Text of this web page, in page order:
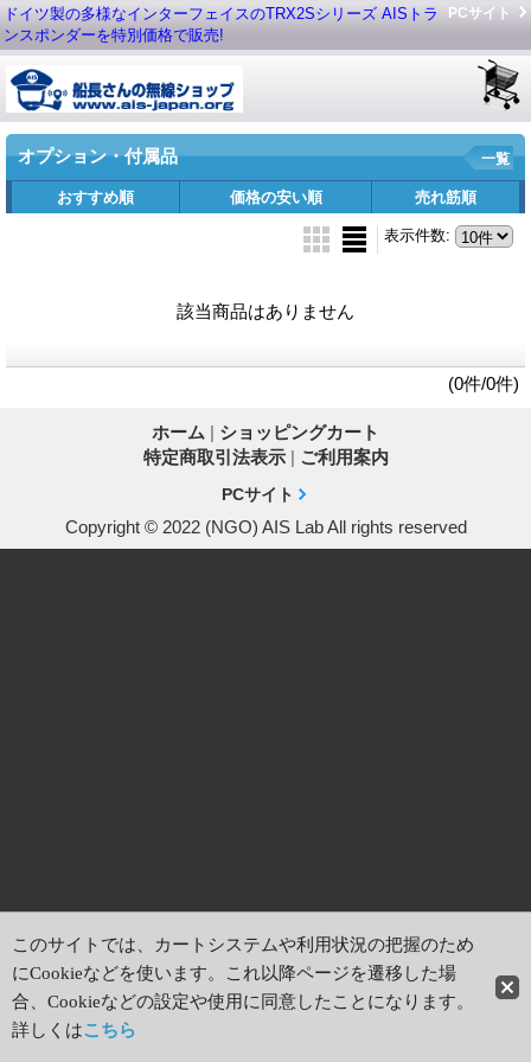
ドイツ製の多様なインターフェイスのTRX2Sシリーズ AISトラ
ンスポンダーを特別価格で販売!
PCサイト
オプション・付属品 一覧
おすすめ順 価格の安い順 売れ筋順
表示件数:
該当商品はありません
(0件/0件)
ホーム | ショッピングカート
特定商取引法表示 | ご利用案内
PCサイト
Copyright © 2022 (NGO) AIS Lab All rights reserved
このサイトでは、カートシステムや利用状況の把握のため
にCookieなどを使います。これ以降ページを遷移した場
合、Cookieなどの設定や使用に同意したことになります。
詳しくはこちら